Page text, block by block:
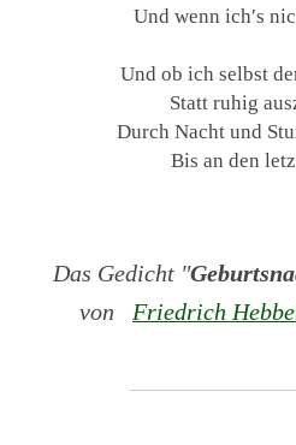
Und wenn ich′s
Und ob ich selbst
Statt ruhig
Durch Nacht und
Bis an den
Das Gedicht "
von
Friedrich